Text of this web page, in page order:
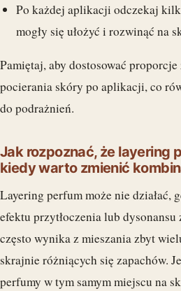
Po każdej aplikacji odczekaj
mogły się ułożyć i rozwinąć na
Pamiętaj, aby dostosować
pocierania skóry po aplikacji, co
do podrażnień.
Jak rozpoznać, że layering
kiedy warto zmienić
Layering perfum może nie działać,
efektu przytłoczenia lub dysonansu
często wynika z mieszania zbyt
skrajnie różniących się zapachów.
perfumy w tym samym miejscu na